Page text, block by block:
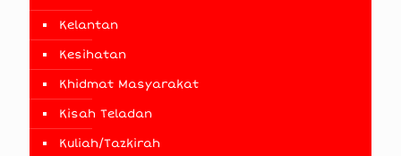
Kelantan
Kesihatan
Khidmat Masyarakat
Kisah Teladan
Kuliah/Tazkirah